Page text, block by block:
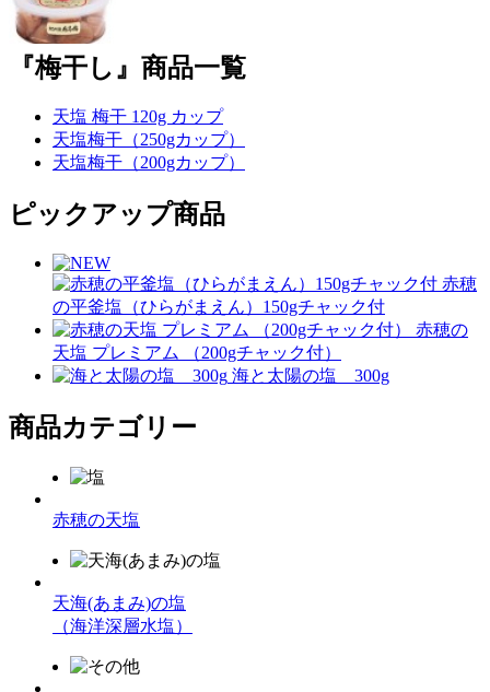
『梅干し』商品一覧
天塩 梅干 120g カップ
天塩梅干（250gカップ）
天塩梅干（200gカップ）
ピックアップ商品
赤穂
の平釜塩（ひらがまえん）150gチャック付
赤穂の
天塩 プレミアム （200gチャック付）
海と太陽の塩 300g
商品カテゴリー
赤穂の天塩
天海(あまみ)の塩
（海洋深層水塩）